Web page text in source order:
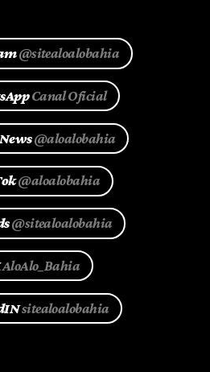
@sitealoalobahia
Canal Oficial
@aloalobahia
@aloalobahia
@sitealoalobahia
AloAlo_Bahia
sitealoalobahia